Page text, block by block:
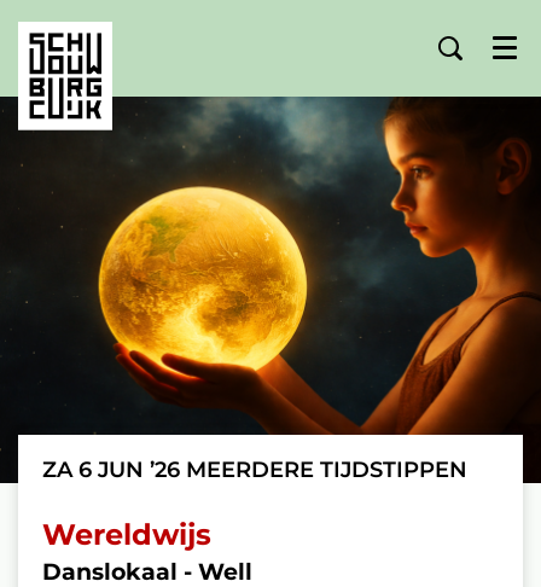
Menu
Wereldwijs
Danslokaal - Well
ZA 6 JUN ’26 MEERDERE TIJDSTIPPEN